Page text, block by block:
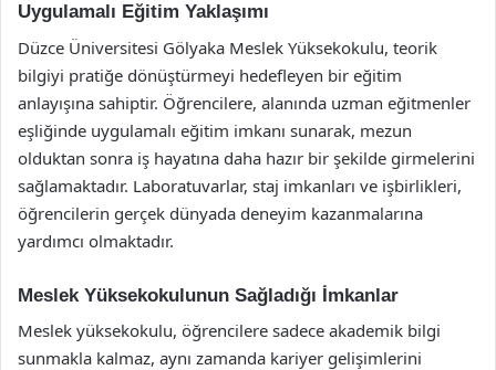
Uygulamalı Eğitim Yaklaşımı
Düzce Üniversitesi Gölyaka Meslek Yüksekokulu, teorik
bilgiyi pratiğe dönüştürmeyi hedefleyen bir eğitim
anlayışına sahiptir. Öğrencilere, alanında uzman eğitmenler
eşliğinde uygulamalı eğitim imkanı sunarak, mezun
olduktan sonra iş hayatına daha hazır bir şekilde girmelerini
sağlamaktadır. Laboratuvarlar, staj imkanları ve işbirlikleri,
öğrencilerin gerçek dünyada deneyim kazanmalarına
yardımcı olmaktadır.
Meslek Yüksekokulunun Sağladığı İmkanlar
Meslek yüksekokulu, öğrencilere sadece akademik bilgi
sunmakla kalmaz, aynı zamanda kariyer gelişimlerini